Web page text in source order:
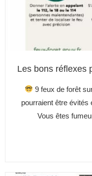
Les bons réflexes
9 feux de forêt
pourraient être évités
Vous êtes